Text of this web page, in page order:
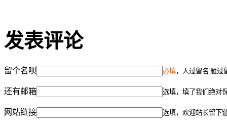
发表评论
留个名呗 必填，人过留名 雁过
还有邮箱 选填，填了我们绝对
网站链接 选填，欢迎站长留下